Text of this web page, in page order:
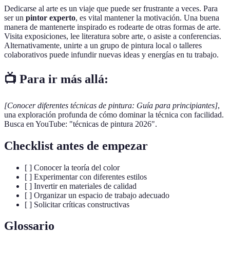
Dedicarse al arte es un viaje que puede ser frustrante a veces. Para
ser un pintor experto, es vital mantener la motivación. Una buena
manera de mantenerte inspirado es rodearte de otras formas de arte.
Visita exposiciones, lee literatura sobre arte, o asiste a conferencias.
Alternativamente, unirte a un grupo de pintura local o talleres
colaborativos puede infundir nuevas ideas y energías en tu trabajo.
📺 Para ir más allá:
[Conocer diferentes técnicas de pintura: Guía para principiantes],
una exploración profunda de cómo dominar la técnica con facilidad.
Busca en YouTube: "técnicas de pintura 2026".
Checklist antes de empezar
[ ] Conocer la teoría del color
[ ] Experimentar con diferentes estilos
[ ] Invertir en materiales de calidad
[ ] Organizar un espacio de trabajo adecuado
[ ] Solicitar críticas constructivas
Glossario